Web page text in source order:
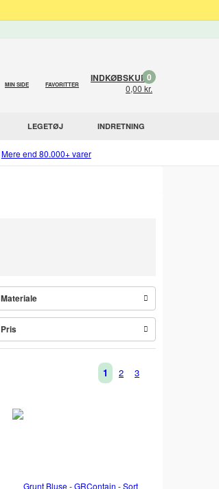
MIN SIDE FAVORITTER
INDKØBSKURV
0,00 kr.
0
LEGETØJ INDRETNING
Mere end 80.000+ varer
Materiale
Pris
1 2 3